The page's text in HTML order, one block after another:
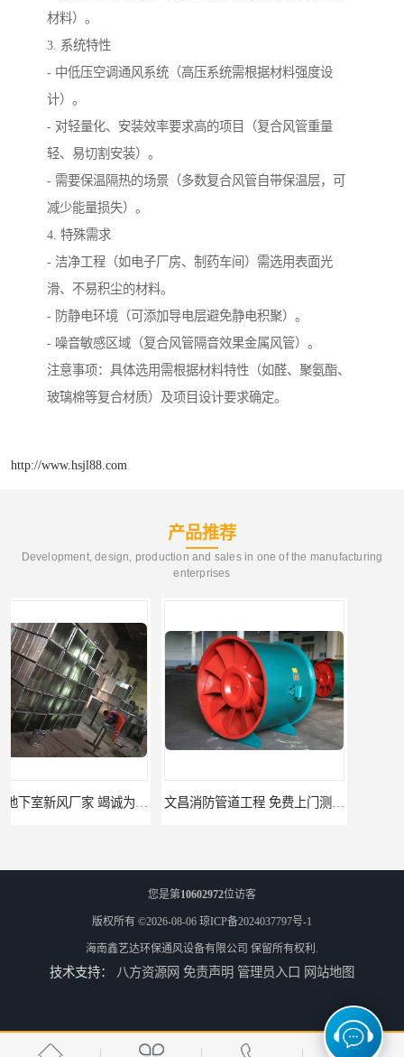
材料）。
3. 系统特性
- 中低压空调通风系统（高压系统需根据材料强度设
计）。
- 对轻量化、安装效率要求高的项目（复合风管重量
轻、易切割安装）。
- 需要保温隔热的场景（多数复合风管自带保温层，可
减少能量损失）。
4. 特殊需求
- 洁净工程（如电子厂房、制药车间）需选用表面光
滑、不易积尘的材料。
- 防静电环境（可添加导电层避免静电积聚）。
- 噪音敏感区域（复合风管隔音效果金属风管）。
注意事项：具体选用需根据材料特性（如醛、聚氨酯、
玻璃棉等复合材质）及项目设计要求确定。
http://www.hsjl88.com
产品推荐
Development, design, production and sales in one of the manufacturing
enterprises
文昌消防管道工程 免费上门测量设计
免费上门测量设计 屯昌县消防排烟辅材 免费设计 屯昌县地下室新风工厂
您是第10602972位访客
版权所有 ©2026-08-06 琼ICP备2024037797号-1
海南鑫艺达环保通风设备有限公司 保留所有权利.
技术支持： 八方资源网 免责声明 管理员入口 网站地图